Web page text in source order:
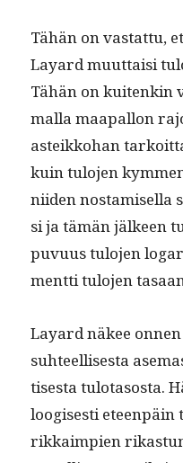
Tähän on vas­tat­tu,
Layard muut­taisi
Tähän on kuitenkin
mal­la maa­pal­lon
asteikko­han
kuin tulo­jen
niiden nos­tamisel­la
si ja tämän jäl­keen
pu­vu­us tulo­jen
ment­ti tulo­jen
Layard näkee
suh­teel­lis­es­ta
tis­es­ta tulota­sos­ta.
loogis­es­ti eteen­päin
rikkaimpi­en